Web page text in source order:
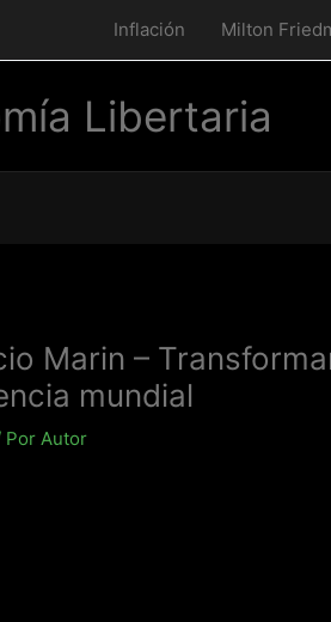
Inflación Milton
Libertaria
Marin –
mundial
PorAutor